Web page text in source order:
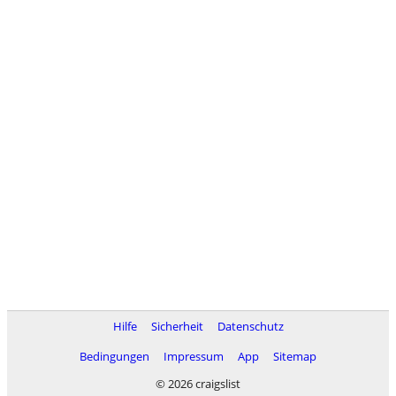
Hilfe Sicherheit
Datenschutz
Bedingungen
Impressum App
Sitemap
© 2026 craigslist